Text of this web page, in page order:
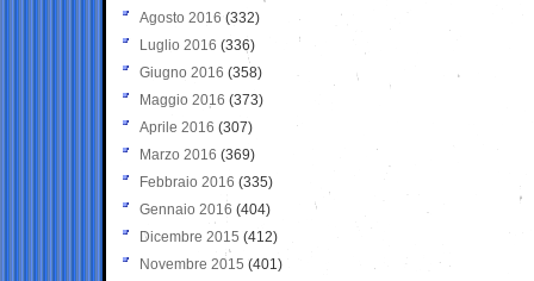
Agosto 2016 (332)
Luglio 2016 (336)
Giugno 2016 (358)
Maggio 2016 (373)
Aprile 2016 (307)
Marzo 2016 (369)
Febbraio 2016 (335)
Gennaio 2016 (404)
Dicembre 2015 (412)
Novembre 2015 (401)